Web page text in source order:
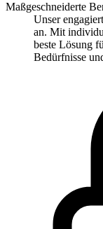
Maßgeschneiderte
Unser
an. Mit
beste Lösung
Bedürfnisse